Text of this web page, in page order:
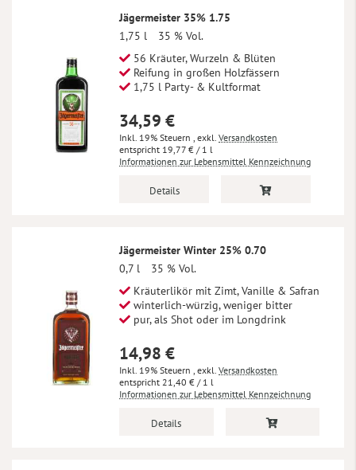
Jägermeister 35% 1.75
1,75 l
35 % Vol.
56 Kräuter, Wurzeln & Blüten
Reifung in großen Holzfässern
1,75 l Party- & Kultformat
34,59 €
Inkl. 19% Steuern , exkl. Versandkosten
19,77 € / 1 l
Informationen zur Lebensmittel Kennzeichnung
Details
Jägermeister Winter 25% 0.70
0,7 l
35 % Vol.
Kräuterlikör mit Zimt, Vanille & Safran
winterlich-würzig, weniger bitter
pur, als Shot oder im Longdrink
14,98 €
Inkl. 19% Steuern , exkl. Versandkosten
21,40 € / 1 l
Informationen zur Lebensmittel Kennzeichnung
Details